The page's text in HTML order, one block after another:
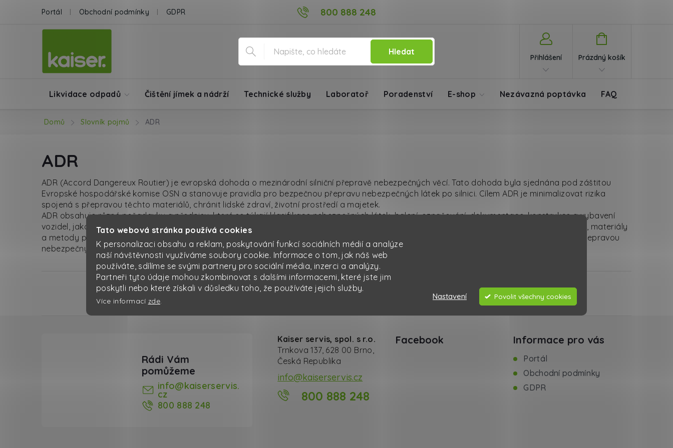
Tato webová stránka používá cookies
K personalizaci obsahu a reklam, poskytování funkcí sociálních médií a analýze
naší návštěvnosti využíváme soubory cookie. Informace o tom, jak náš web
používáte, sdílíme se svými partnery pro sociální média, inzerci a analýzy.
Partneři tyto údaje mohou zkombinovat s dalšími informacemi, které jste jim
poskytli nebo které získali v důsledku toho, že používáte jejich služby.
Více informací zde
Povolit všechny cookies
Nastavení
Přejít na obsah 800 888 248
Portál Obchodní podmínky GDPR
Hledat
Přihlášení Nákupní košík
Prázdný košík
Likvidace odpadů Čištění jímek a nádrží Technické služby Laboratoř Poradenství E-shop Nezávazná poptávka FAQ
Domů Slovník pojmů ADR
ADR
ADR (Accord Dangereux Routier) je evropská dohoda o mezinárodní silniční přepravě nebezpečných věcí. Tato dohoda byla sjednána pod záštitou
Evropské hospodářské komise OSN a stanovuje pravidla pro bezpečnou přepravu nebezpečných látek po silnici. Cílem ADR je minimalizovat rizika
spojená s přepravou těchto materiálů, chránit lidské zdraví, životní prostředí a majetek.
ADR obsahuje různé požadavky a předpisy, které se týkají klasifikace nebezpečných látek, balení, označování, dokumentace, konstrukce a vybavení
vozidel, jakož i školení řidičů a dalších osob zapojených do přepravy. Dohoda je pravidelně aktualizována, aby reflektovala nové technologie, materiály
a metody přepravy. V České republice je ADR implementována do národní legislativy a je závazná pro všechny subjekty, které se zabývají přepravou
nebezpečných věcí po silnici.
Hodnocení zákazníků
info@kaiserservis.
cz
800 888 248
Kaiser servis, spol. s r.o.
Trnkova 137, 628 00 Brno,
Česká Republika
info@kaiserservis.cz
800 888 248
Facebook Informace pro vás
Portál
Obchodní podmínky
GDPR